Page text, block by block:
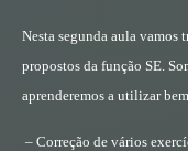
Nesta segunda aula vamos
propostos da função SE.
aprenderemos a utilizar
– Correção de vários